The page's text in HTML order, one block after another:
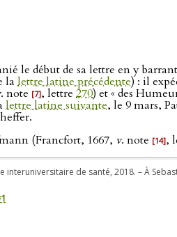
le début de sa lettre en y
la lettre latine précédente) : il
. note [7], lettre 270) et « des
lettre latine suivante, le 9 mars,
(Francfort, 1667, v. note [14],
de santé, 2018. – À